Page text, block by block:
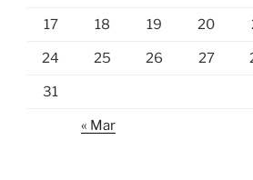
17 18 19 20
24 25 26 27
31
« Mar